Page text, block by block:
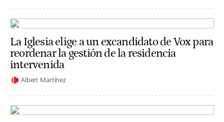
La Iglesia elige a un excandidato de Vox para
reordenar la gestión de la residencia
intervenida
Albert Martínez